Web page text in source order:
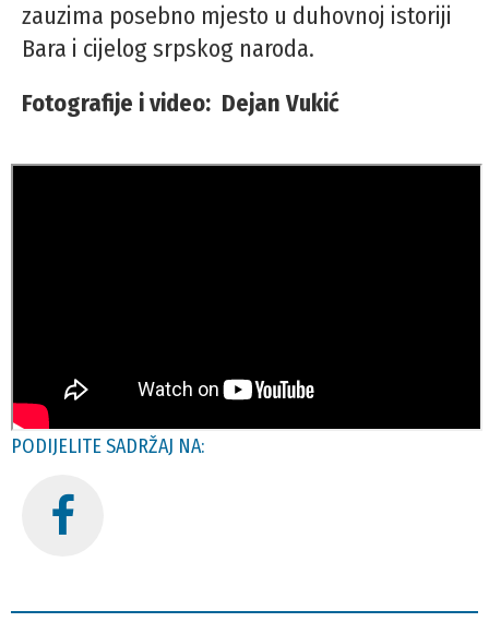
zauzima posebno mjesto u duhovnoj istoriji
Bara i cijelog srpskog naroda.
Fotografije i video: Dejan Vukić
PODIJELITE SADRŽAJ NA: